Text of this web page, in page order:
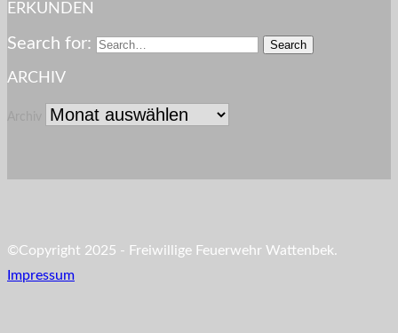
ERKUNDEN
Search for:
ARCHIV
©Copyright 2025 - Freiwillige Feuerwehr Wattenbek.
Impressum